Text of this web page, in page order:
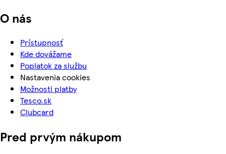
O nás
Prístupnosť
Kde dovážame
Poplatok za službu
Nastavenia cookies
Možnosti platby
Tesco.sk
Clubcard
Pred prvým nákupom